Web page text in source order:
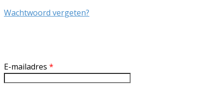
Wachtwoord vergeten?
E-mailadres *